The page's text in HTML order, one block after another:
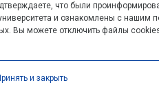
что были
и ознакомлены с нашим
Вы можете отключить файлы
и закрыть